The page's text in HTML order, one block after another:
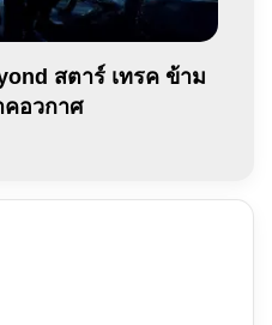
สตาร์ เทรค ข้าม
อวกาศ